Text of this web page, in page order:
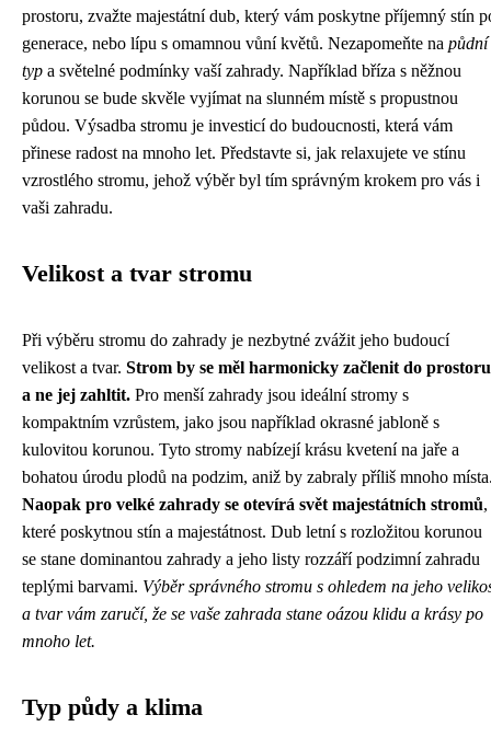
prostoru, zvažte majestátní dub, který vám poskytne příjemný stín
generace, nebo lípu s omamnou vůní květů. Nezapomeňte na půdní
typ a světelné podmínky vaší zahrady. Například bříza s něžnou
korunou se bude skvěle vyjímat na slunném místě s propustnou
půdou. Výsadba stromu je investicí do budoucnosti, která vám
přinese radost na mnoho let. Představte si, jak relaxujete ve stínu
vzrostlého stromu, jehož výběr byl tím správným krokem pro vás i
vaši zahradu.
Velikost a tvar stromu
Při výběru stromu do zahrady je nezbytné zvážit jeho budoucí
velikost a tvar. Strom by se měl harmonicky začlenit do prostoru
a ne jej zahltit. Pro menší zahrady jsou ideální stromy s
kompaktním vzrůstem, jako jsou například okrasné jabloně s
kulovitou korunou. Tyto stromy nabízejí krásu kvetení na jaře a
bohatou úrodu plodů na podzim, aniž by zabraly příliš mnoho
Naopak pro velké zahrady se otevírá svět majestátních stromů,
které poskytnou stín a majestátnost. Dub letní s rozložitou korunou
se stane dominantou zahrady a jeho listy rozzáří podzimní zahradu
teplými barvami. Výběr správného stromu s ohledem na jeho
a tvar vám zaručí, že se vaše zahrada stane oázou klidu a krásy po
mnoho let.
Typ půdy a klima